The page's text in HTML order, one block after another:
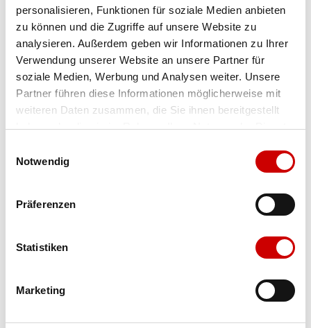
personalisieren, Funktionen für soziale Medien anbieten
zu können und die Zugriffe auf unsere Website zu
analysieren. Außerdem geben wir Informationen zu Ihrer
Verwendung unserer Website an unsere Partner für
soziale Medien, Werbung und Analysen weiter. Unsere
Partner führen diese Informationen möglicherweise mit
weiteren Daten zusammen, die Sie ihnen bereitgestellt
haben oder die sie im Rahmen Ihrer Nutzung der Dienste
Notwendig
Präferenzen
Statistiken
Marketing
Artikel-Nr.AA0030952-multicolor
Farbe multicolor
IN DEN WARENKORB
Bis 17:00 Uhr bestellen: morgen geliefert - ab CHF 50.00